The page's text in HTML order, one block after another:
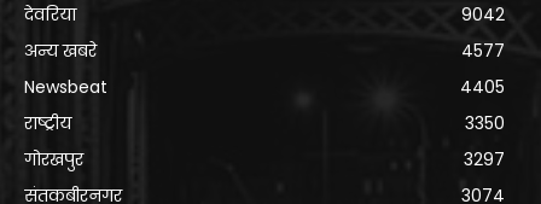
देवरिया
9042
अन्य खबरे
4577
Newsbeat
4405
राष्ट्रीय
3350
गोरखपुर
3297
संतकबीरनगर
3074